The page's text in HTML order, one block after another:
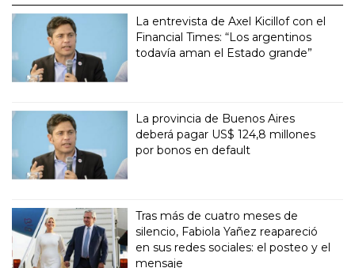
La entrevista de Axel Kicillof con el
Financial Times: “Los argentinos
todavía aman el Estado grande”
La provincia de Buenos Aires
deberá pagar US$ 124,8 millones
por bonos en default
Tras más de cuatro meses de
silencio, Fabiola Yañez reapareció
en sus redes sociales: el posteo y el
mensaje